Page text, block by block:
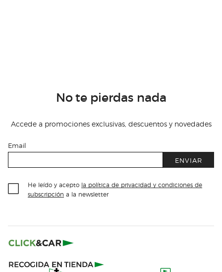
No te pierdas nada
Accede a promociones exclusivas, descuentos y novedades
Email
ENVIAR
He leído y acepto la política de privacidad y condiciones de
subscripción a la newsletter